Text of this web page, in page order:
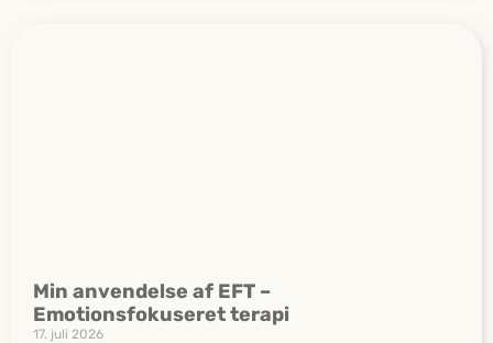
Min anvendelse af EFT –
Emotionsfokuseret terapi
17. juli 2026